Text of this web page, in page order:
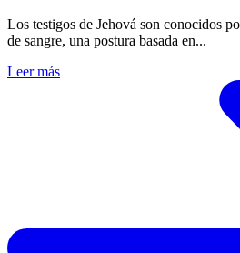
Los testigos de Jehová son conocidos
de sangre, una postura basada en...
Leer más